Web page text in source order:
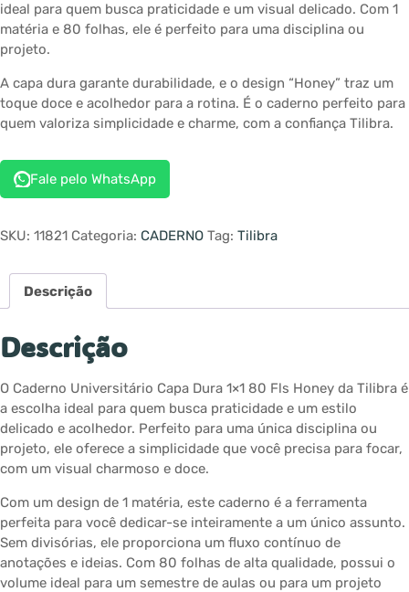
ideal para quem busca praticidade e um visual delicado. Com 1
matéria e 80 folhas, ele é perfeito para uma disciplina ou
projeto.
A capa dura garante durabilidade, e o design “Honey” traz um
toque doce e acolhedor para a rotina. É o caderno perfeito para
quem valoriza simplicidade e charme, com a confiança Tilibra.
Fale pelo WhatsApp
SKU: 11821 Categoria: CADERNO Tag: Tilibra
Descrição
Descrição
O Caderno Universitário Capa Dura 1×1 80 Fls Honey da Tilibra é
a escolha ideal para quem busca praticidade e um estilo
delicado e acolhedor. Perfeito para uma única disciplina ou
projeto, ele oferece a simplicidade que você precisa para focar,
com um visual charmoso e doce.
Com um design de 1 matéria, este caderno é a ferramenta
perfeita para você dedicar-se inteiramente a um único assunto.
Sem divisórias, ele proporciona um fluxo contínuo de
anotações e ideias. Com 80 folhas de alta qualidade, possui o
volume ideal para um semestre de aulas ou para um projeto